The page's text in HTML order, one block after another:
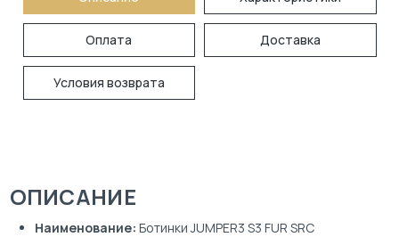
Оплата Доставка
Условия возврата
ОПИСАНИЕ
Наименование: Ботинки JUMPER3 S3 FUR SRC